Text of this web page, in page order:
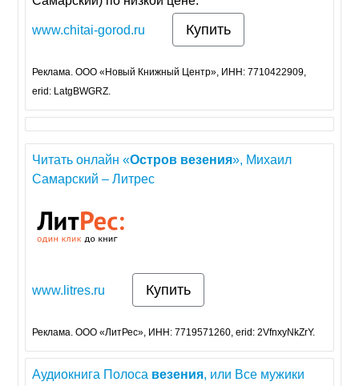
www.chitai-gorod.ru Купить
Реклама. ООО «Новый Книжный Центр», ИНН: 7710422909,
erid: LatgBWGRZ.
Читать онлайн «Остров везения», Михаил
Самарский – Литрес
www.litres.ru Купить
Реклама. ООО «ЛитРес», ИНН: 7719571260, erid: 2VfnxyNkZrY.
Аудиокнига Полоса везения, или Все мужики